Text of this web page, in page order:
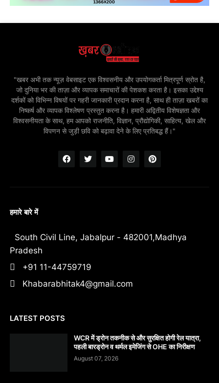
"खबर अभी तक न्यूज़ वेबसाइट एक विश्वसनीय और उपयोगकर्ता मित्रपूर्ण स्रोत है,
जो दुनिया भर की ताज़ा और व्यापक समाचारों की पेशकश करता है। इसका उद्देश्य
दर्शकों को विभिन्न विषयों पर गहरी जानकारी प्रदान करना है, साथ ही ताज़ा खबरों का
निष्कर्ष और व्यापक विश्लेषण प्रस्तुत करना है। हमारी अद्वितीय विशेषज्ञता और
विश्वसनीयता के साथ, हम आपको राजनीति, विज्ञान, प्रौद्योगिकी, साहित्य, खेल और
विपणन से जुड़ी छवि को बढ़ावा देने के लिए प्रतिबद्ध हैं।"
हमारे बारे में
South Civil Line, Jabalpur - 482001,Madhya
Pradesh
+91 11-44759719
Khabarabhitak4@gmail.com
LATEST POSTS
WCR में ड्रोन तकनीक से और सुरक्षित होगी रेल यात्रा,
पहली बारड्रोन व थर्मल इमेजिंग से OHE का निरीक्षण
August 07, 2026